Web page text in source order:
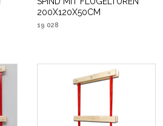
200X120X50CM
19 028